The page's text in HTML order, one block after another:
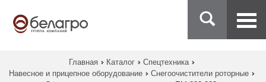
Главная Каталог
Спецтехника
Навесное и прицепное оборудование
Снегоочистители роторные